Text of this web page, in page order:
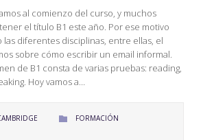
al comienzo del curso, y muchos
el título B1 este año. Por ese motivo
diferentes disciplinas, entre ellas, el
sobre cómo escribir un email informal.
de B1 consta de varias pruebas: reading,
Hoy vamos a…
 CATEGORY
FORMACIÓN